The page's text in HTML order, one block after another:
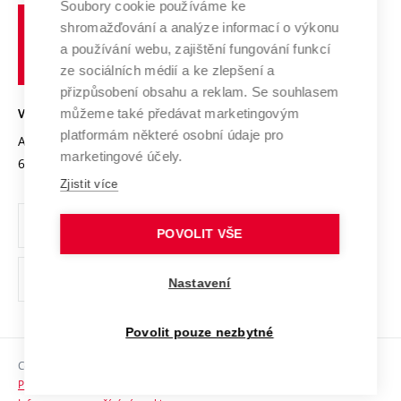
Výzkumné infrastruktury
Transfer znalostí
Open Science
Projekty
Projekty ze strukturálních fondů
Specifický výzkum
Spolupráce se školami
Služby univerzity
Mezinárodní dohody
Univerzitní sítě
Udržitelná univerzita
Podnikavá univerzita / ContriBUTe
Bezpečná univerzita
Vyznamenání
Organizační struktura
Ochrana osobních údajů
odkaz)
Sociální bezpečí
učení
technické
VYSOKÉ UČENÍ TECHNICKÉ V BRNĚ
Antonínská 548/1
602 00 Brno
www.vut.cz
vut@vutbr.cz
Copyright © 2026 VUT
Prohlášení o přístupnosti
Soubory cookie používáme ke
shromažďování a analýze informací o výkonu
a používání webu, zajištění fungování funkcí
ze sociálních médií a ke zlepšení a
přizpůsobení obsahu a reklam. Se souhlasem
můžeme také předávat marketingovým
platformám některé osobní údaje pro
marketingové účely.
Zjistit více
POVOLIT VŠE
Nastavení
Povolit pouze nezbytné